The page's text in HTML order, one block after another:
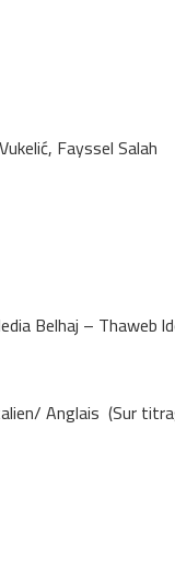
Fayssel Salah
Belhaj – Thaweb
Anglais (Sur